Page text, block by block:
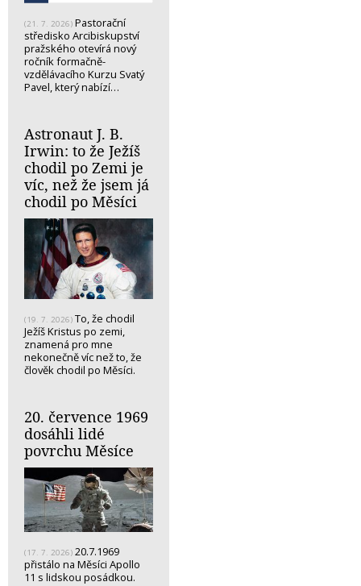
(21. 7. 2026) Pastorační
středisko Arcibiskupství
pražského otevírá nový
ročník formačně-
vzdělávacího Kurzu Svatý
Pavel, který nabízí…
Astronaut J. B.
Irwin: to že Ježíš
chodil po Zemi je
víc, než že jsem já
chodil po Měsíci
(19. 7. 2026) To, že chodil
Ježíš Kristus po zemi,
znamená pro mne
nekonečně víc než to, že
člověk chodil po Měsíci.
20. července 1969
dosáhli lidé
povrchu Měsíce
(17. 7. 2026) 20.7.1969
přistálo na Měsíci Apollo
11 s lidskou posádkou.